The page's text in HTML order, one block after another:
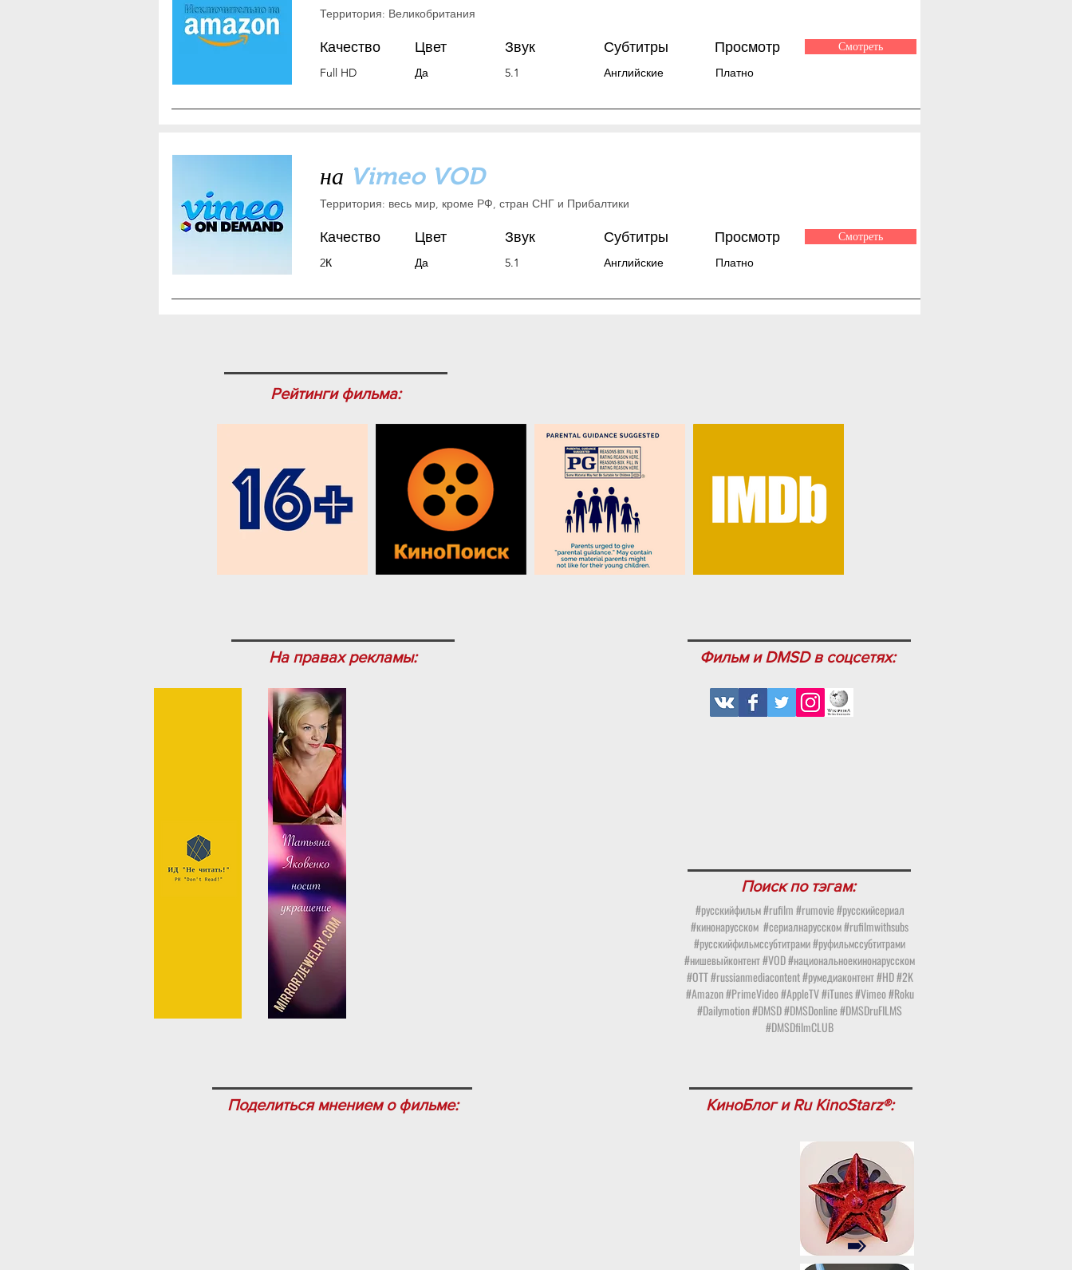
Территория: Великобритания
Качество
Full HD
Цвет Звук
Да 5.1
Субтитры
Английские
Просмотр
Платно
Смотреть
на Vimeo VOD
Территория: весь мир, кроме РФ, стран СНГ и Прибалтики
Качество
2К
Цвет Звук
Да 5.1
Субтитры
Английские
Просмотр
Платно
Смотреть
Рейтинги фильма:
На правах рекламы: Фильм и DMSD в соцсетях:
Поиск по тэгам:
#русскийфильм #rufilm #rumovie #русскийсериал
#кинонарусском #сериалнарусском #rufilmwithsubs
#русскийфильмссубтитрами #руфильмссубтитрами
#нишевыйконтент #VOD #национальноекинонарусском
#OTT #russianmediacontent #румедиаконтент #HD #2K
#Amazon #PrimeVideo #AppleTV #iTunes #Vimeo #Roku
#Dailymotion #DMSD #DMSDonline #DMSDruFILMS
#DMSDfilmCLUB
Поделиться мнением о фильме: КиноБлог и Ru KinoStarz®: